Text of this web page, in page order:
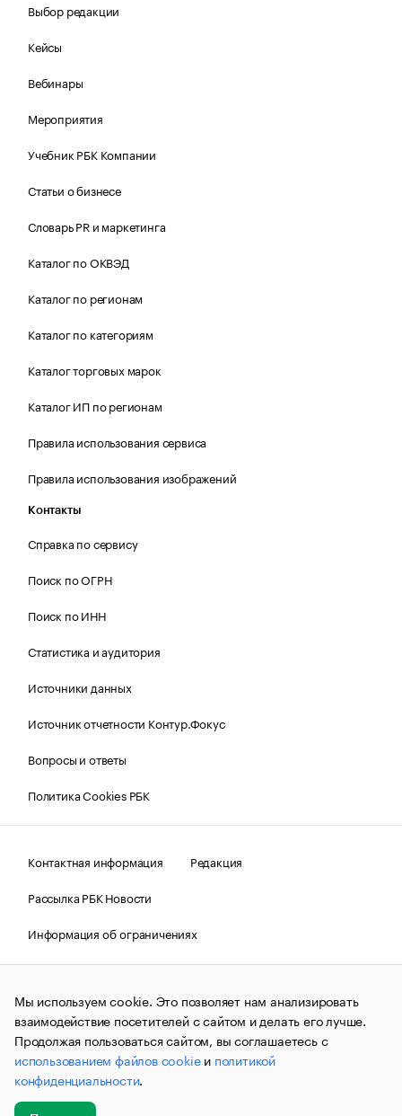
Выбор редакции
Кейсы
Вебинары
Мероприятия
Учебник РБК Компании
Статьи о бизнесе
Словарь PR и маркетинга
Каталог по ОКВЭД
Каталог по регионам
Каталог по категориям
Каталог торговых марок
Каталог ИП по регионам
Правила использования сервиса
Правила использования изображений
Контакты
Справка по сервису
Поиск по ОГРН
Поиск по ИНН
Статистика и аудитория
Источники данных
Источник отчетности Контур.Фокус
Вопросы и ответы
Политика Cookies РБК
Контактная информация
Редакция
Рассылка РБК Новости
Информация об ограничениях
Правовая информация
О соблюдении авторских прав
© АО «РОСБИЗНЕСКОНСАЛТИНГ»,1995–2026.Сообщения
и материалы информационного агентства «РБК»
(зарегистрировано Федеральной службой по надзору в сфере
связи, информационных технологий и массовых
коммуникаций (Роскомнадзор) 09.12.2015 за номером ИА
№ФС77-63848) сопровождаются пометкой «РБК». Отдельные
публикации могут содержать информацию,
не предназначенную для пользователей
Мы используем cookie. Это позволяет нам анализировать
взаимодействие посетителей с сайтом и делать его лучше.
Продолжая пользоваться сайтом, вы соглашаетесь с
использованием файлов cookieи политикой
конфиденциальности.